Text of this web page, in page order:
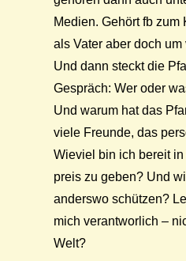
Medien. Gehört fb zum
als Vater aber doch
Und dann steckt die
Gespräch: Wer oder
Und warum hat das
viele Freunde, das
Wieviel bin ich bereit
preis zu geben? Und
anderswo schützen?
mich verantworlich –
Welt?